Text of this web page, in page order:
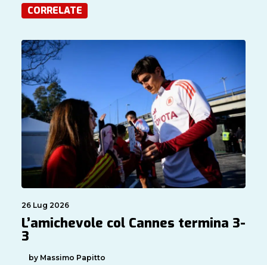
CORRELATE
26 Lug 2026
L’amichevole col Cannes termina 3-
3
by Massimo Papitto